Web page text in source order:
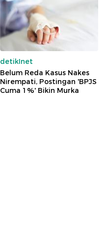
detikInet
Belum Reda Kasus Nakes
Nirempati, Postingan 'BPJS
Cuma 1%' Bikin Murka